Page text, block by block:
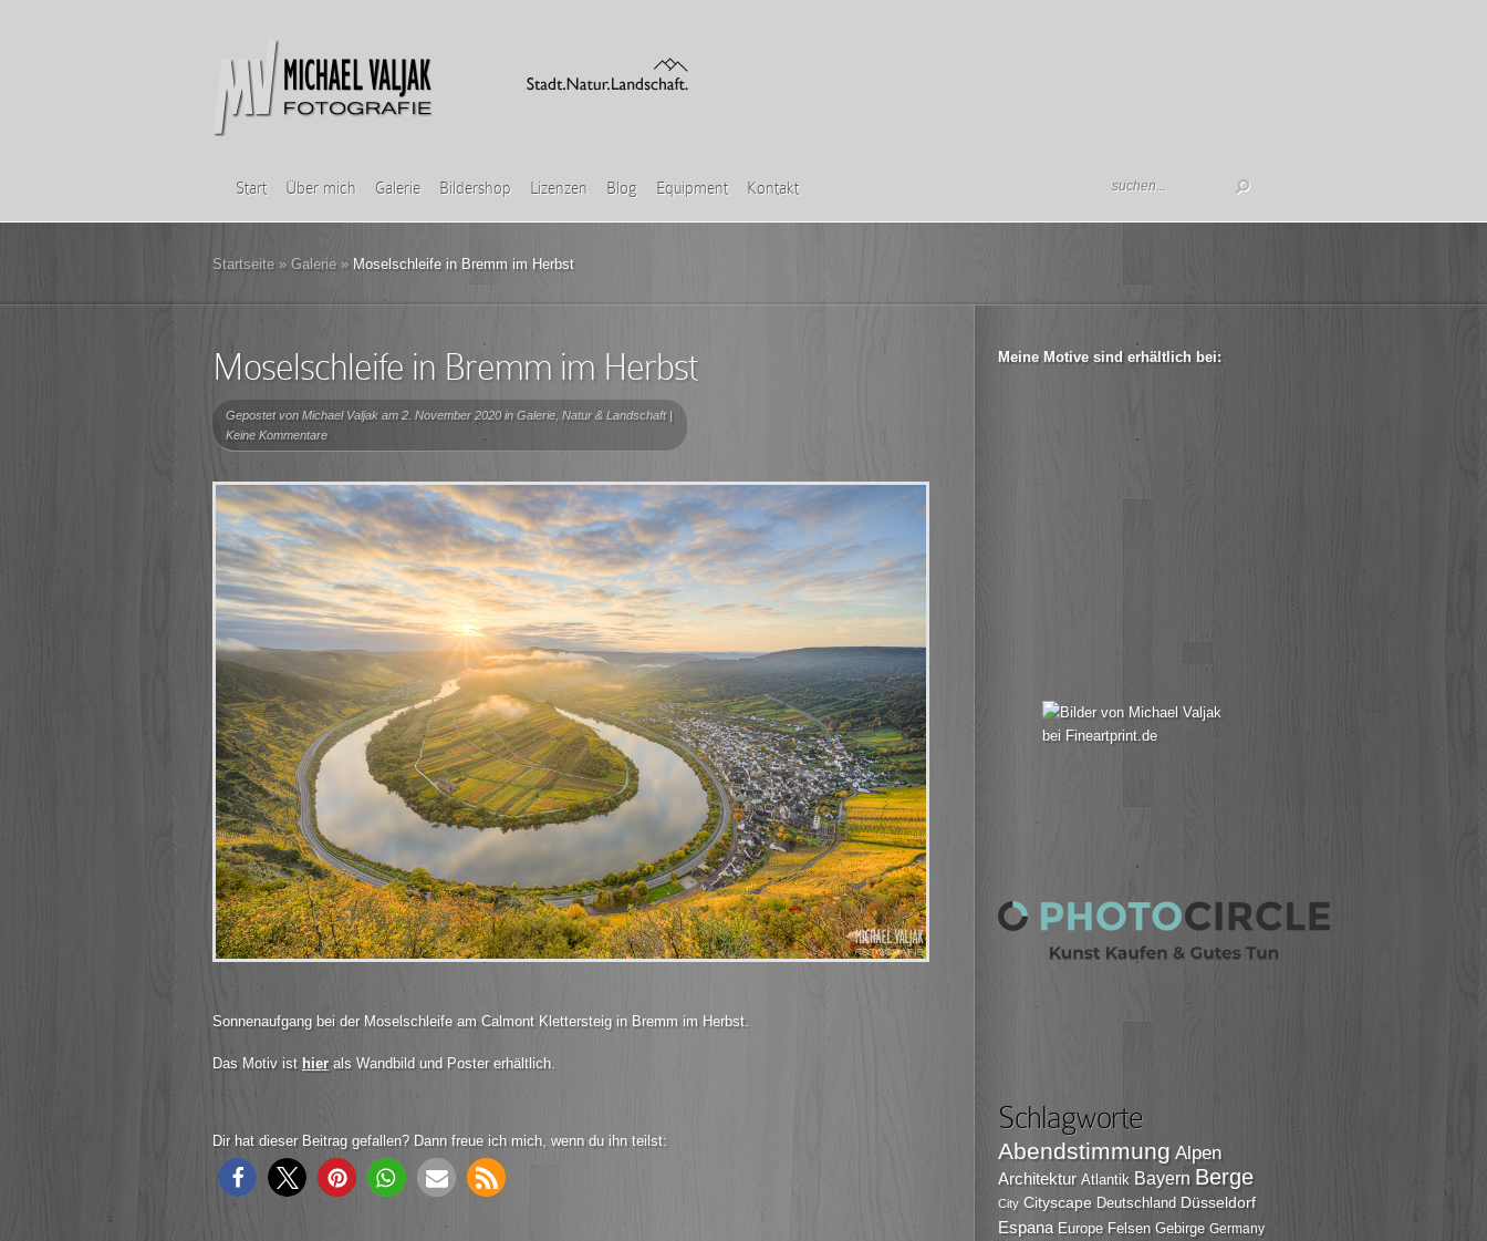
Start Über mich Galerie Bildershop Lizenzen Blog Equipment Kontakt
Startseite » Galerie » Moselschleife in Bremm im Herbst
Moselschleife in Bremm im Herbst
Gepostet von Michael Valjak am 2. November 2020 in Galerie Natur & Landschaft|
Keine Kommentare
Sonnenaufgang bei der Moselschleife am Calmont Klettersteig in Bremm im Herbst.
Das Motiv ist hierals Wandbild und Poster erhältlich.
Dir hat dieser Beitrag gefallen? Dann freue ich mich, wenn du ihn teilst:
Meine Motive sind erhältlich bei:
Schlagworte
Abendstimmung Alpen
Architektur Atlantik Bayern Berge
City Cityscape Deutschland Düsseldorf
Espana Europe Felsen Gebirge Germany